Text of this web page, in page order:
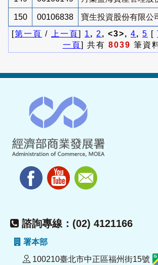
150 00106838
寶生投資股份有限公
[第一頁 / 上一頁] 1 , 2 , <3>, 4, 5 [
一頁] 共有 8039 筆資
諮詢專線：(02) 4121166
署本部
100210臺北市中正區福州街15號